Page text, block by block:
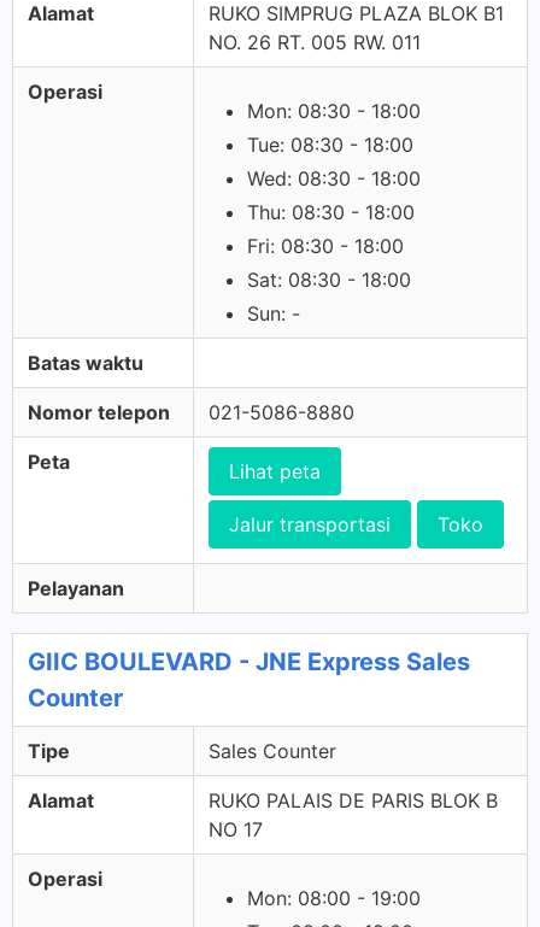
Alamat
RUKO SIMPRUG PLAZA BLOK B1
NO. 26 RT. 005 RW. 011
Operasi
Mon: 08:30 - 18:00
Tue: 08:30 - 18:00
Wed: 08:30 - 18:00
Thu: 08:30 - 18:00
Fri: 08:30 - 18:00
Sat: 08:30 - 18:00
Sun: -
Batas waktu
Nomor telepon 021-5086-8880
Peta Lihat peta
Jalur transportasi Toko
Pelayanan
GIIC BOULEVARD - JNE Express Sales
Counter
Tipe Sales Counter
Alamat
RUKO PALAIS DE PARIS BLOK B
NO 17
Operasi
Mon: 08:00 - 19:00